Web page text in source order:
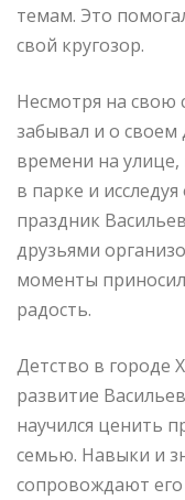
темам. Это
свой кругозор.
Несмотря на свою
забывал и о
времени на улице,
в парке и
праздник
друзьями
моменты
радость.
Детство в городе
развитие
научился ценить
семью. Навыки и
сопровождают его